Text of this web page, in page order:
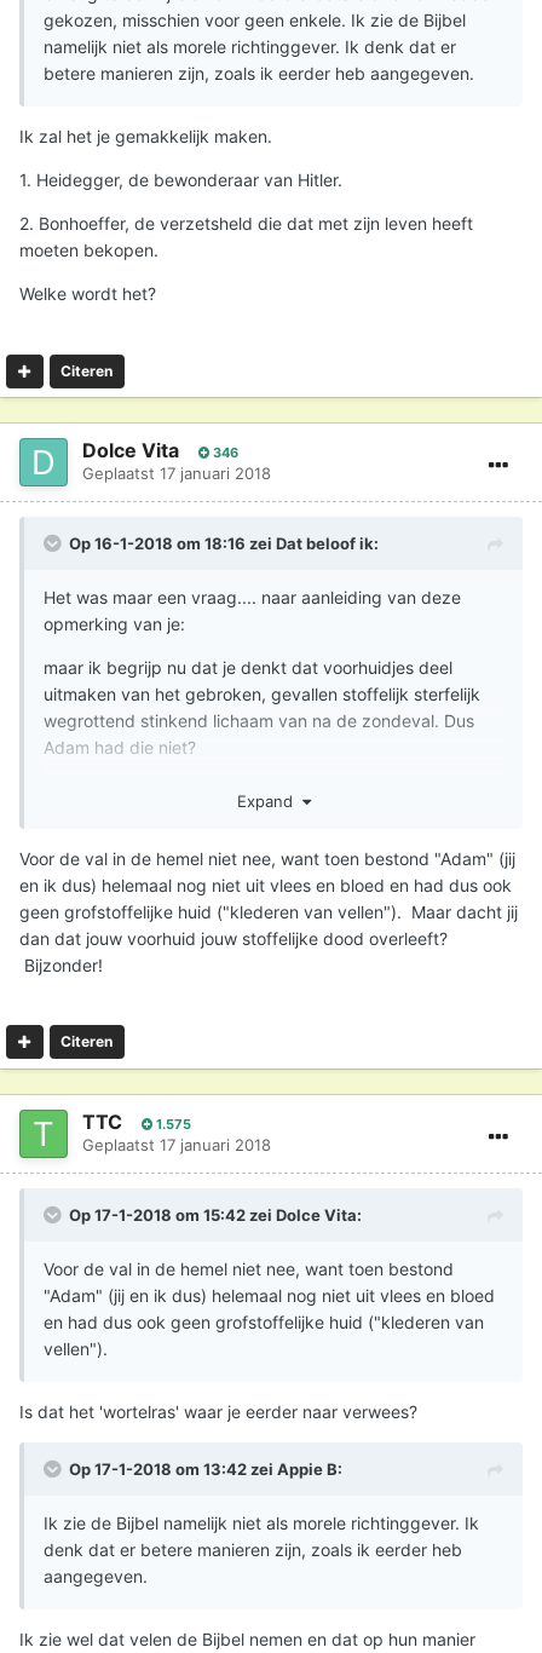
gekozen, misschien voor geen enkele. Ik zie de Bijbel
namelijk niet als morele richtinggever. Ik denk dat er
betere manieren zijn, zoals ik eerder heb aangegeven.
Ik zal het je gemakkelijk maken.
1. Heidegger, de bewonderaar van Hitler.
2. Bonhoeffer, de verzetsheld die dat met zijn leven heeft
moeten bekopen.
Welke wordt het?
Citeren
Dolce Vita 346
Geplaatst 17 januari 2018
Op 16-1-2018 om 18:16 zei Dat beloof ik:
Het was maar een vraag.... naar aanleiding van deze
opmerking van je:
maar ik begrijp nu dat je denkt dat voorhuidjes deel
uitmaken van het gebroken, gevallen stoffelijk sterfelijk
wegrottend stinkend lichaam van na de zondeval. Dus
Adam had die niet?
Expand
Voor de val in de hemel niet nee, want toen bestond "Adam" (jij
en ik dus) helemaal nog niet uit vlees en bloed en had dus ook
geen grofstoffelijke huid ("klederen van vellen"). Maar dacht jij
dan dat jouw voorhuid jouw stoffelijke dood overleeft?
Bijzonder!
Citeren
TTC 1.575
Geplaatst 17 januari 2018
Op 17-1-2018 om 15:42 zei Dolce Vita:
Voor de val in de hemel niet nee, want toen bestond
"Adam" (jij en ik dus) helemaal nog niet uit vlees en bloed
en had dus ook geen grofstoffelijke huid ("klederen van
vellen").
Is dat het 'wortelras' waar je eerder naar verwees?
Op 17-1-2018 om 13:42 zei Appie B:
Ik zie de Bijbel namelijk niet als morele richtinggever. Ik
denk dat er betere manieren zijn, zoals ik eerder heb
aangegeven.
Ik zie wel dat velen de Bijbel nemen en dat op hun manier